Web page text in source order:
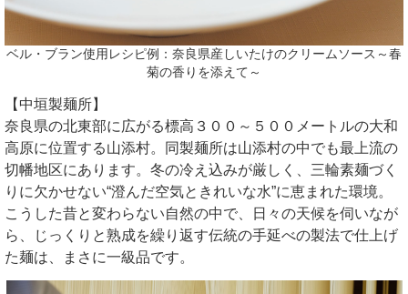
ベル・ブラン使用レシピ例：奈良県産しいたけのクリームソース～春
菊の香りを添えて～
【中垣製麺所】
奈良県の北東部に広がる標高３００～５００メートルの大和
高原に位置する山添村。同製麺所は山添村の中でも最上流の
切幡地区にあります。冬の冷え込みが厳しく、三輪素麺づく
りに欠かせない“澄んだ空気ときれいな水”に恵まれた環境。
こうした昔と変わらない自然の中で、日々の天候を伺いなが
ら、じっくりと熟成を繰り返す伝統の手延べの製法で仕上げ
た麺は、まさに一級品です。